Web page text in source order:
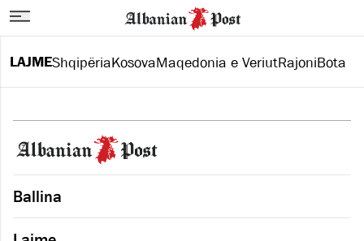
LAJMEShqipëriaKosovaMaqedonia e VeriutRajoniBota
Ballina